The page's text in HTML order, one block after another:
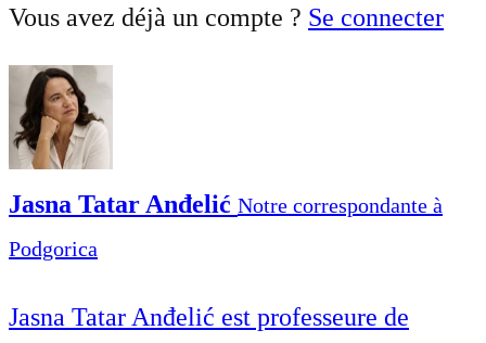
Vous avez déjà un compte ? Se connecter
Jasna Tatar Anđelić Notre correspondante à
Podgorica
Jasna Tatar Anđelić est professeure de